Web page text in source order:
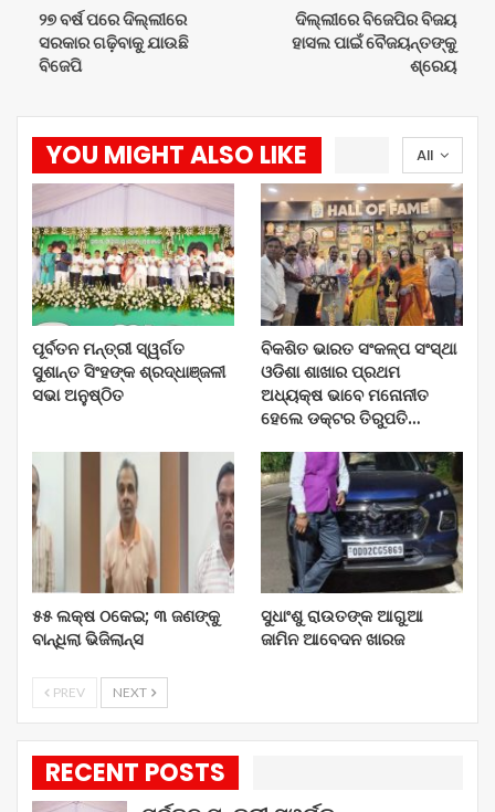
୨୭ ବର୍ଷ ପରେ ଦିଲ୍ଲୀରେ
ସରକାର ଗଢ଼ିବାକୁ ଯାଉଛି
ବିଜେପି
ଦିଲ୍ଲୀରେ ବିଜେପିର ବିଜୟ
ହାସଲ ପାଇଁ ବୈଜୟନ୍ତଙ୍କୁ
ଶ୍ରେୟ
All
YOU MIGHT ALSO LIKE
ପୂର୍ବତନ ମନ୍ତ୍ରୀ ସ୍ୱର୍ଗତ
ସୁଶାନ୍ତ ସିଂହଙ୍କ ଶ୍ରଦ୍ଧାଞ୍ଜଳୀ
ସଭା ଅନୁଷ୍ଠିତ
ବିକଶିତ ଭାରତ ସଂକଳ୍ପ ସଂସ୍ଥା
ଓଡିଶା ଶାଖାର ପ୍ରଥମ
ଅଧ୍ୟକ୍ଷ ଭାବେ ମନୋନୀତ
ହେଲେ ଡକ୍ଟର ତିରୁପତି…
୫୫ ଲକ୍ଷ ଠକେଇ; ୩ ଜଣଙ୍କୁ
ବାନ୍ଧିଲା ଭିଜିଲାନ୍ସ
ସୁଧାଂଶୁ ରାଉତଙ୍କ ଆଗୁଆ
ଜାମିନ ଆବେଦନ ଖାରଜ
PREV NEXT
RECENT POSTS